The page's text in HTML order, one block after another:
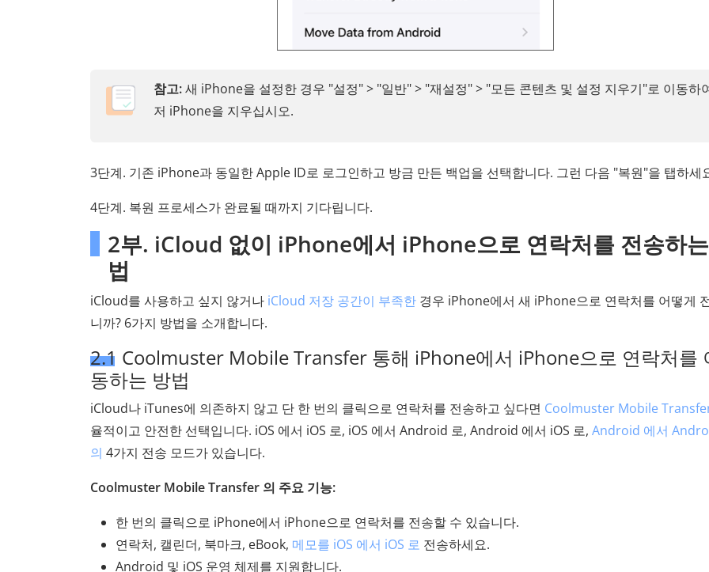
참고:새 iPhone을 설정한 경우 "설정" > "일반" > "재설정" > "모든 콘텐츠 및 설정 지우기"로 이동하
저 iPhone을 지우십시오.
3단계. 기존 iPhone과 동일한 Apple ID로 로그인하고 방금 만든 백업을 선택합니다. 그런 다음 "복원"을 탭하세
4단계. 복원 프로세스가 완료될 때까지 기다립니다.
2부. iCloud 없이 iPhone에서 iPhone으로 연락처를 전송하
법
iCloud를 사용하고 싶지 않거나 iCloud 저장 공간이 부족한 경우 iPhone에서 새 iPhone으로 연락처를 어떻게
니까? 6가지 방법을 소개합니다.
2.1 Coolmuster Mobile Transfer 통해 iPhone에서 iPhone으로 연락처를
동하는 방법
iCloud나 iTunes에 의존하지 않고 단 한 번의 클릭으로 연락처를 전송하고 싶다면 Coolmuster Mobile
율적이고 안전한 선택입니다. iOS 에서 iOS 로, iOS 에서 Android 로, Android 에서 iOS 로, Android 에서
의 4가지 전송 모드가 있습니다.
Coolmuster Mobile Transfer 의 주요 기능:
한 번의 클릭으로 iPhone에서 iPhone으로 연락처를 전송할 수 있습니다.
연락처, 캘린더, 북마크, eBook, 메모를 iOS 에서 iOS 로 전송하세요.
Android 및 iOS 운영 체제를 지원합니다.